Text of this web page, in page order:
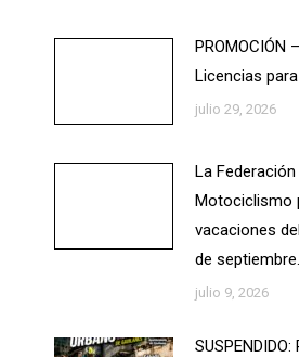
PROMOCIÓN
Licencias
julio 29, 2026
La
Motociclismo
vacaciones
de septiembre.
julio 9, 2026